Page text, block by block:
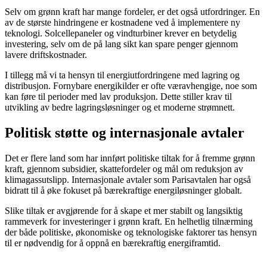
Selv om grønn kraft har mange fordeler, er det også utfordringer. En
av de største hindringene er kostnadene ved å implementere ny
teknologi. Solcellepaneler og vindturbiner krever en betydelig
investering, selv om de på lang sikt kan spare penger gjennom
lavere driftskostnader.
I tillegg må vi ta hensyn til energiutfordringene med lagring og
distribusjon. Fornybare energikilder er ofte væravhengige, noe som
kan føre til perioder med lav produksjon. Dette stiller krav til
utvikling av bedre lagringsløsninger og et moderne strømnett.
Politisk støtte og internasjonale avtaler
Det er flere land som har innført politiske tiltak for å fremme grønn
kraft, gjennom subsidier, skattefordeler og mål om reduksjon av
klimagassutslipp. Internasjonale avtaler som Parisavtalen har også
bidratt til å øke fokuset på bærekraftige energiløsninger globalt.
Slike tiltak er avgjørende for å skape et mer stabilt og langsiktig
rammeverk for investeringer i grønn kraft. En helhetlig tilnærming
der både politiske, økonomiske og teknologiske faktorer tas hensyn
til er nødvendig for å oppnå en bærekraftig energiframtid.